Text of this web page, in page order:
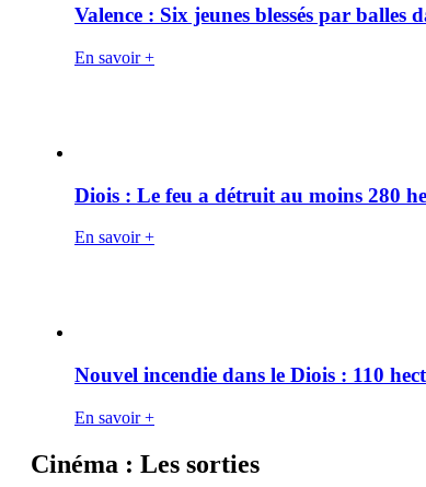
Valence : Six jeunes blessés par balles
En savoir +
Diois : Le feu a détruit au moins 280
En savoir +
Nouvel incendie dans le Diois : 110
En savoir +
Cinéma : Les sorties